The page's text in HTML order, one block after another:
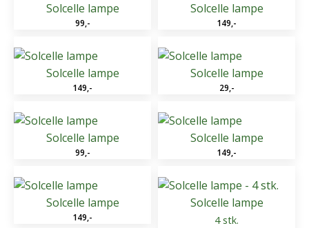
Solcelle lampe
99,-
Solcelle lampe
149,-
Solcelle lampe
149,-
Solcelle lampe
29,-
Solcelle lampe
99,-
Solcelle lampe
149,-
Solcelle lampe
149,-
Solcelle lampe
4 stk.